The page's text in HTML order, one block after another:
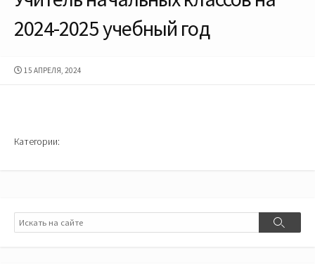
2024-2025 учебный год
ДАТА
15 АПРЕЛЯ, 2024
Категории:
Поиск
Поиск